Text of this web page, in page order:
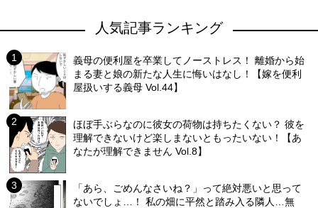
人気記事ランキング
義母の便利屋を卒業してノーストレス！ 離婚から始
まる妻と娘の新たな人生に悔いはなし！【嫁を便利
屋扱いする義母 Vol.44】
ほぼ手ぶらなのに彼女の荷物は持ちたくない？ 彼を
理解できないけど楽しまないともったいない！【あ
なたが理解できません Vol.8】
「あら、ごめんなさいね？」って絶対悪いと思って
ないでしょ…！ 私の畑に平然と踏み入る隣人…無